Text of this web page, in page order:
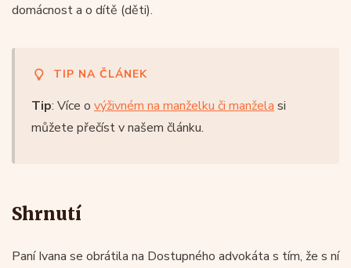
domácnost a o dítě (děti).
TIP NA ČLÁNEK
Tip: Více o výživném na manželku či manžela si
můžete přečíst v našem článku.
Shrnutí
Paní Ivana se obrátila na Dostupného advokáta s tím, že s ní